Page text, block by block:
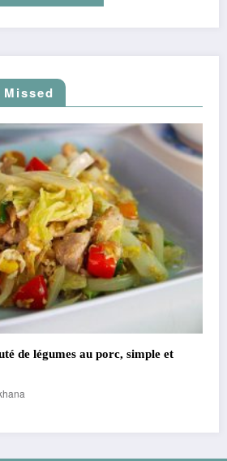
Missed
Noodles Bowl Thai : la soupe
15, 2026 Lakkhana
SpiceThemes